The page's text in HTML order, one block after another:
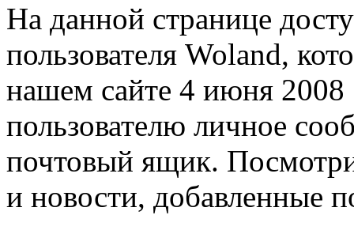
На данной странице
пользователя Woland,
нашем сайте 4 июня 2008
пользователю личное
почтовый ящик.
и новости, добавленные